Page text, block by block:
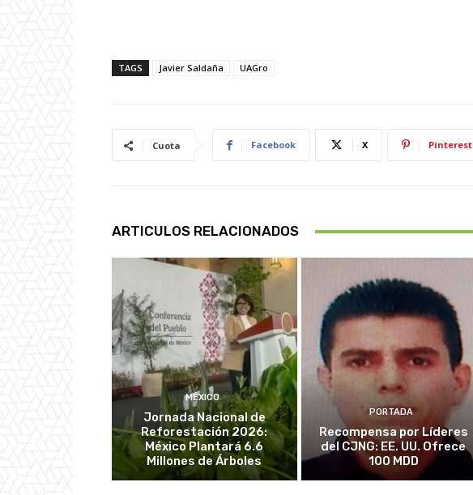
TAGS Javier Saldaña UAGro
Cuota Facebook X Pinterest
ARTICULOS RELACIONADOS
MÉXICO
Jornada Nacional de
Reforestación 2026:
México Plantará 6.6
Millones de Árboles
PORTADA
Recompensa por Líderes
del CJNG: EE. UU. Ofrece
100 MDD